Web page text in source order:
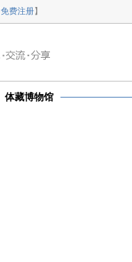
免费注册】
体藏博物馆